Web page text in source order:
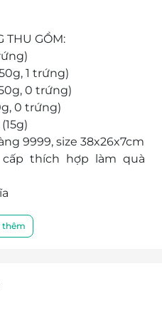
ngày – lý tưởng để biếu
THU GỒM:
1 trứng)
0 trứng)
0 trứng)
9999, size 38x26x7cm
thích hợp làm quà
TY TNHH THỰC PHẨM
CÔNG TY CỔ PHẦN
thêm